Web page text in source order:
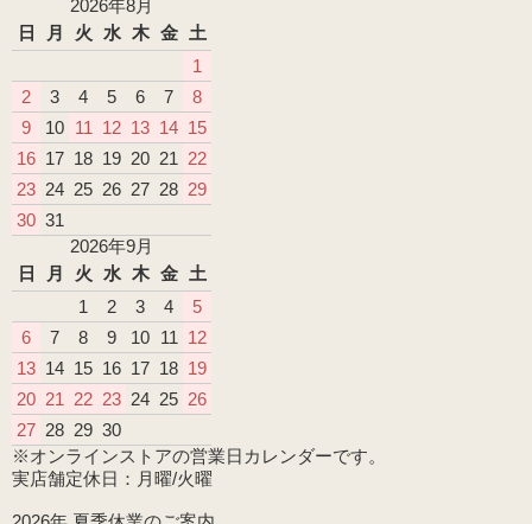
2026年8月
日
月 火 水 木 金
土
1
2
3 4 5 6 7
8
9
10 11 12 13 14 15
16 17 18 19 20 21 22
23 24 25 26 27 28 29
30 31
2026年9月
日
月 火 水 木 金
土
1
2 3 4
5
6
7 8 9 10 11 12
13 14 15 16 17 18 19
20 21 22 23 24 25 26
27 28 29 30
※オンラインストアの営業日カレンダーです。
実店舗定休日：月曜/火曜